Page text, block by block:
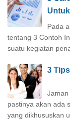
Pada
tentang 3 Contoh
suatu kegiatan
3
Jaman
pastinya akan ada
yang dikhususkan